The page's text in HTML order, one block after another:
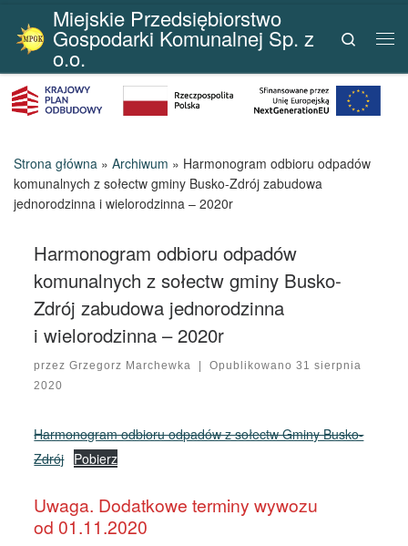
Przejdź do treści
Miejskie Przedsiębiorstwo
Gospodarki Komunalnej Sp. z
o.o.
Search
Strona główna » Archiwum » Harmonogram odbioru odpadów
komunalnych z sołectw gminy Busko-Zdrój zabudowa
jednorodzinna i wielorodzinna – 2020r
Harmonogram odbioru odpadów
komunalnych z sołectw gminy Busko-
Zdrój zabudowa jednorodzinna
i wielorodzinna – 2020r
przezGrzegorz Marchewka | Opublikowano 31 sierpnia
2020
Harmonogram odbioru odpadów z sołectw Gminy Busko-
Zdrój Pobierz
Uwaga. Dodatkowe terminy wywozu
od 01.11.2020